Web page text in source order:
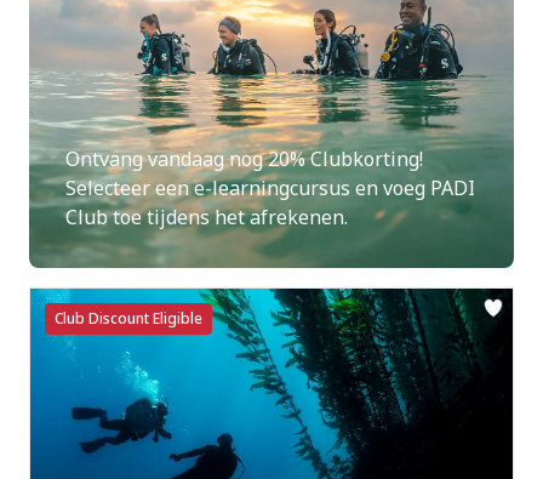
Ontvang vandaag nog 20% ​​Clubkorting!
Selecteer een e-learningcursus en voeg PADI
Club toe tijdens het afrekenen.
Club Discount Eligible